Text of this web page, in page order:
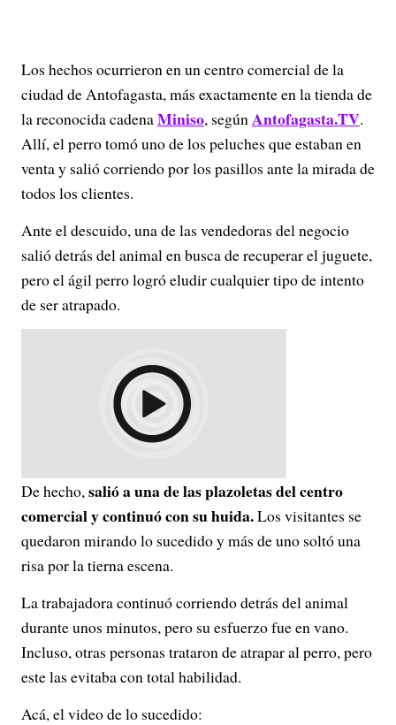
Los hechos ocurrieron en un centro comercial de la
ciudad de Antofagasta, más exactamente en la tienda de
la reconocida cadenaMiniso, segúnAntofagasta.TV.
Allí, el perro tomó uno de los peluches que estaban en
venta y salió corriendo por los pasillos ante la mirada de
todos los clientes.
Ante el descuido, una de las vendedoras del negocio
salió detrás del animal en busca de recuperar el juguete,
pero el ágil perro logró eludir cualquier tipo de intento
de ser atrapado.
De hecho,salió a una de las plazoletas del centro
comercial y continuó con su huida.Los visitantes se
quedaron mirando lo sucedido y más de uno soltó una
risa por la tierna escena.
La trabajadora continuó corriendo detrás del animal
durante unos minutos, pero su esfuerzo fue en vano.
Incluso, otras personas trataron de atrapar al perro, pero
este las evitaba con total habilidad.
Acá, el video de lo sucedido: